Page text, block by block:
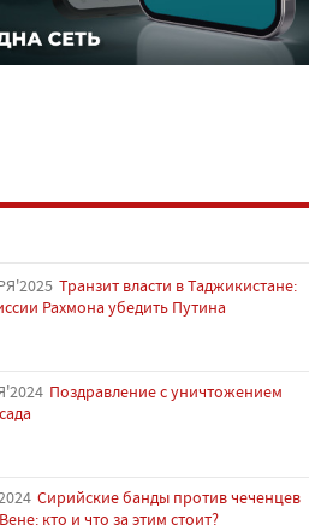
Транзит власти в Таджикистане:
Рахмона убедить Путина
Поздравление с уничтожением
Сирийские банды против чеченцев
кто и что за этим стоит?